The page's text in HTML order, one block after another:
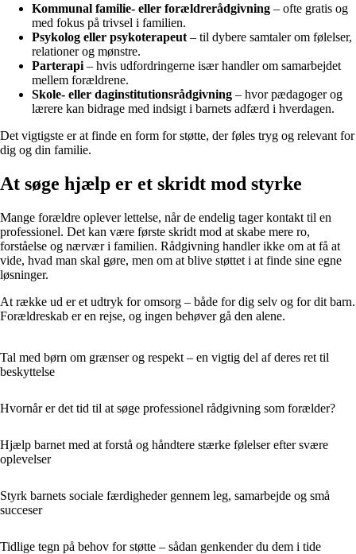
Kommunal familie- eller forældrerådgivning – ofte gratis og
med fokus på trivsel i familien.
Psykolog eller psykoterapeut – til dybere samtaler om følelser,
relationer og mønstre.
Parterapi – hvis udfordringerne især handler om samarbejdet
mellem forældrene.
Skole- eller daginstitutionsrådgivning – hvor pædagoger og
lærere kan bidrage med indsigt i barnets adfærd i hverdagen.
Det vigtigste er at finde en form for støtte, der føles tryg og relevant for
dig og din familie.
At søge hjælp er et skridt mod styrke
Mange forældre oplever lettelse, når de endelig tager kontakt til en
professionel. Det kan være første skridt mod at skabe mere ro,
forståelse og nærvær i familien. Rådgivning handler ikke om at få at
vide, hvad man skal gøre, men om at blive støttet i at finde sine egne
løsninger.
At række ud er et udtryk for omsorg – både for dig selv og for dit barn.
Forældreskab er en rejse, og ingen behøver gå den alene.
Tal med børn om grænser og respekt – en vigtig del af deres ret til
beskyttelse
Hvornår er det tid til at søge professionel rådgivning som forælder?
Hjælp barnet med at forstå og håndtere stærke følelser efter svære
oplevelser
Styrk barnets sociale færdigheder gennem leg, samarbejde og små
succeser
Tidlige tegn på behov for støtte – sådan genkender du dem i tide